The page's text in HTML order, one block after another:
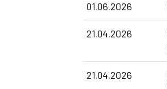
01.06.2026
21.04.2026
21.04.2026